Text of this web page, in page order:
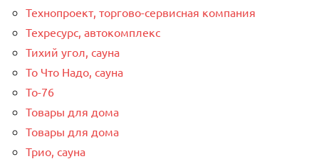
Технопроект, торгово-сервисная компания
Техресурс, автокомплекс
Тихий угол, сауна
То Что Надо, сауна
То-76
Товары для дома
Товары для дома
Трио, сауна